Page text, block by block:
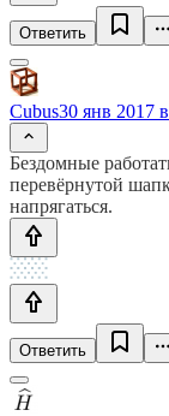
Ответить
Cubus30 янв 2017
Бездомные
перевёрнутой
напрягаться.
Ответить